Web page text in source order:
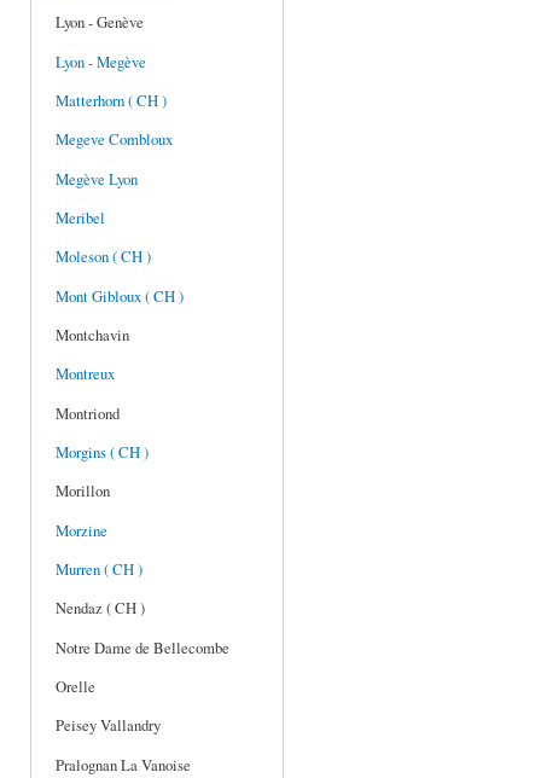
Lyon - Genève
Lyon - Megève
Matterhorn ( CH )
Megeve Combloux
Megève Lyon
Meribel
Moleson ( CH )
Mont Gibloux ( CH )
Montchavin
Montreux
Montriond
Morgins ( CH )
Morillon
Morzine
Murren ( CH )
Nendaz ( CH )
Notre Dame de Bellecombe
Orelle
Peisey Vallandry
Pralognan La Vanoise